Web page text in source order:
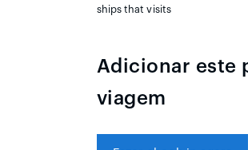
ships that visits
Adicionar este
viagem